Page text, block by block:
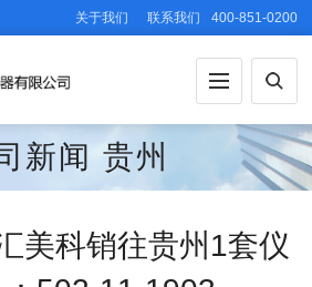
关于我们 联系我们 400-851-0200
新闻 贵州
美科销往贵州1套仪